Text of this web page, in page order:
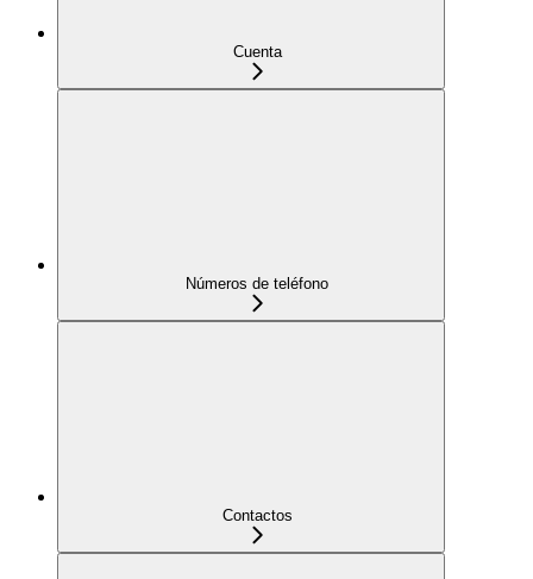
Cuenta
Números de teléfono
Contactos